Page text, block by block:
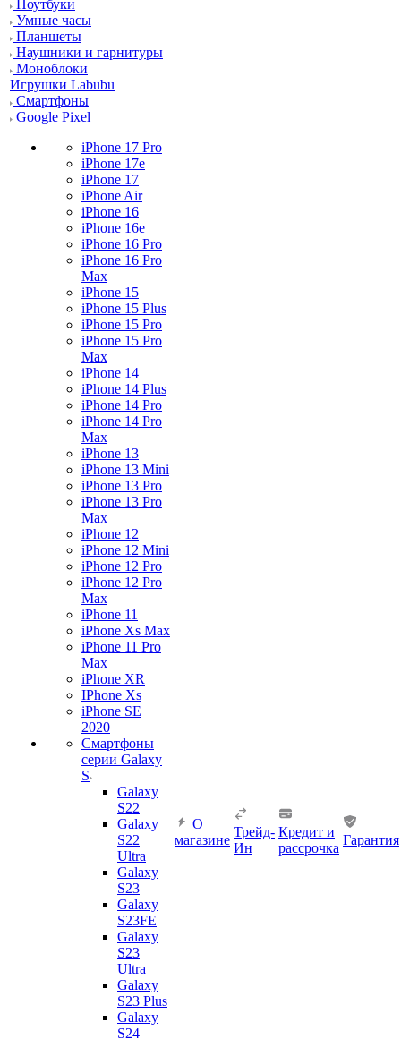
Ноутбуки
Умные часы
Планшеты
Наушники и гарнитуры
Моноблоки
Игрушки Labubu
Смартфоны
Google Pixel
iPhone 17 Pro
iPhone 17e
iPhone 17
iPhone Air
iPhone 16
iPhone 16e
iPhone 16 Pro
iPhone 16 Pro
Max
iPhone 15
iPhone 15 Plus
iPhone 15 Pro
iPhone 15 Pro
Max
iPhone 14
iPhone 14 Plus
iPhone 14 Pro
iPhone 14 Pro
Max
iPhone 13
iPhone 13 Mini
iPhone 13 Pro
iPhone 13 Pro
Max
iPhone 12
iPhone 12 Mini
iPhone 12 Pro
iPhone 12 Pro
Max
iPhone 11
iPhone Xs Max
iPhone 11 Pro
Max
iPhone XR
IPhone Xs
iPhone SE
2020
Смартфоны
серии Galaxy
S
Galaxy
S22
Galaxy
S22
Ultra
Galaxy
S23
Galaxy
S23FE
Galaxy
S23
Ultra
Galaxy
S23 Plus
Galaxy
S24
О
магазине
Трейд-
Ин
Кредит и
рассрочка
Гарантия